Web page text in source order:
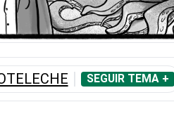
SEGUIR TEMA +